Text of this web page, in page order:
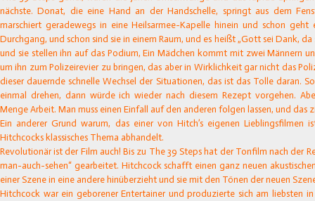
nächste. Donat, die eine Hand an der Handschelle, springt aus dem
marschiert geradewegs in eine Heilsarmee-Kapelle hinein und schon
Durchgang, und schon sind sie in einem Raum, und es heißt „Gott sei Dank, da
und sie stellen ihn auf das Podium, Ein Mädchen kommt mit zwei Männern
um ihn zum Polizeirevier zu bringen, das aber in Wirklichkeit gar nicht das
dieser dauernde schnelle Wechsel der Situationen, das ist das Tolle daran.
einmal drehen, dann würde ich wieder nach diesem Rezept vorgehen.
Menge Arbeit. Man muss einen Einfall auf den anderen folgen lassen, und das
Ein anderer Grund warum, das einer von Hitch’s eigenen Lieblingsfilmen
Hitchcocks klassisches Thema abhandelt.
Revolutionär ist der Film auch! Bis zu The 39 Steps hat der Tonfilm nach der
man-auch-sehen“ gearbeitet. Hitchcock schafft einen ganz neuen
einer Szene in eine andere hinüberzieht und sie mit den Tönen der neuen
Hitchcock war ein geborener Entertainer und produzierte sich am liebsten